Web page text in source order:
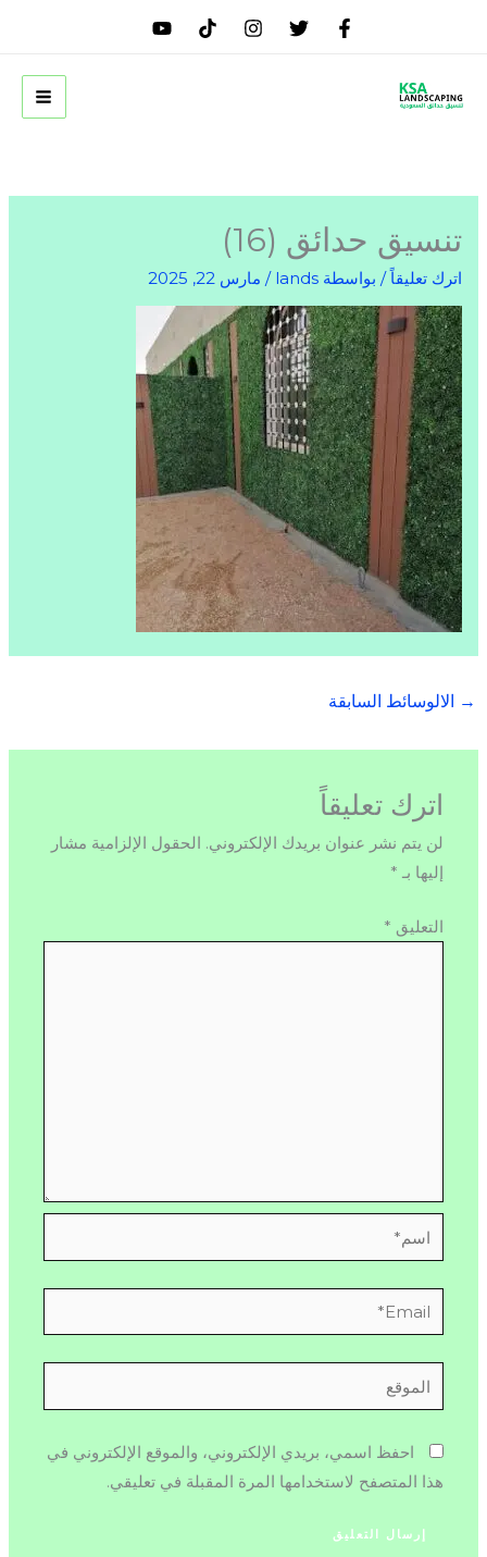
تنسيق حدائق (16)
اترك تعليقاً / بواسطة lands
/ مارس 22, 2025
→ الالوسائط السابقة
اترك تعليقاً
لن يتم نشر عنوان بريدك الإلكتروني. الحقول الإلزامية مشار
إليها بـ *
التعليق *
اسم*
Email*
الموقع
احفظ اسمي، بريدي الإلكتروني، والموقع الإلكتروني في
هذا المتصفح لاستخدامها المرة المقبلة في تعليقي.